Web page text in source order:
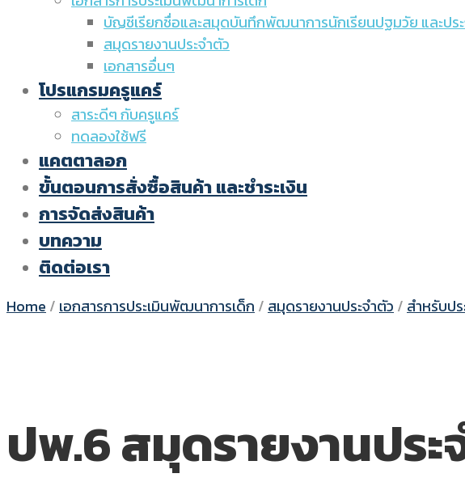
บัญชีเรียกชื่อและสมุดบันทึกพัฒนาการนักเรียนปฐมวัย และปร
สมุดรายงานประจำตัว
เอกสารอื่นๆ
โปรแกรมครูแคร์
สาระดีๆ กับครูแคร์
ทดลองใช้ฟรี
แคตตาลอก
ขั้นตอนการสั่งซื้อสินค้า และชำระเงิน
การจัดส่งสินค้า
บทความ
ติดต่อเรา
Home / เอกสารการประเมินพัฒนาการเด็ก / สมุดรายงานประจำตัว / สำหรับป
ปพ.6 สมุดรายงานประ